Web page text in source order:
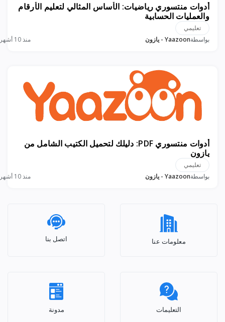
أدوات منتسوري رياضيات: الأساس المثالي لتعليم الأرقام
والعمليات الحسابية
تعليمي
بواسطةYaazoon - يازون منذ 10 أشهر
أدوات منتسوري PDF: دليلك لتحميل الكتيب الشامل من
يازون
تعليمي
بواسطةYaazoon - يازون منذ 10 أشهر
معلومات عنا اتصل بنا
التعليمات مدونة